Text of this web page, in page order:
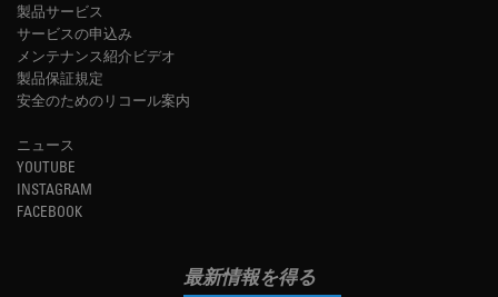
製品サービス
サービスの申込み
メンテナンス紹介ビデオ
製品保証規定
安全のためのリコール案内
ニュース
YOUTUBE
INSTAGRAM
FACEBOOK
最新情報を得る